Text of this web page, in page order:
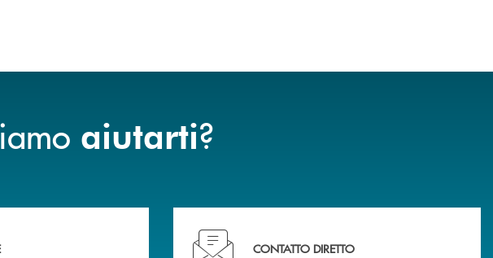
aiutarti?
Te Hai bisogno di assistenza immediata? Contattaci !
CONTATTO DIRETTO